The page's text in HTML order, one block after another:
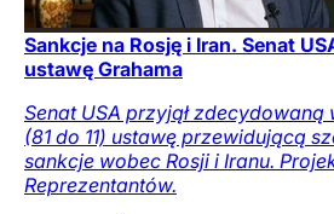
Sankcje na Rosję i Iran. Senat
ustawę Grahama
Senat USA przyjął zdecydowaną
(81 do 11) ustawę przewidującą
sankcje wobec Rosji i Iranu.
Reprezentantów.